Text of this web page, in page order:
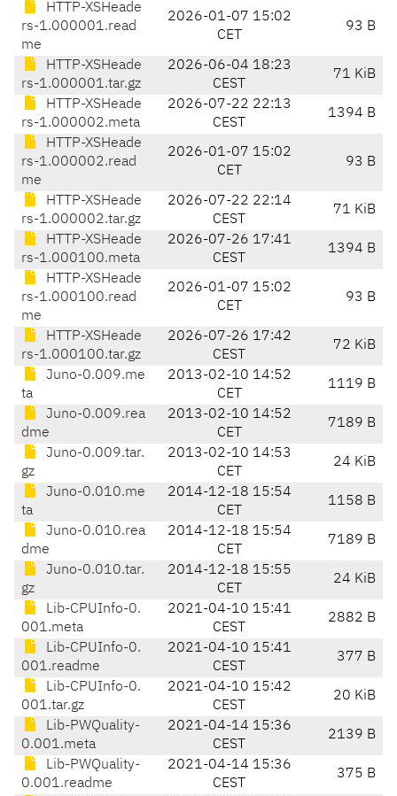
HTTP-XSHeade
rs-1.000001.read
me
2026-01-07 15:02
CET
93 B
HTTP-XSHeade
rs-1.000001.tar.gz
2026-06-04 18:23
CEST
71 KiB
HTTP-XSHeade
rs-1.000002.meta
2026-07-22 22:13
CEST
1394 B
HTTP-XSHeade
rs-1.000002.read
me
2026-01-07 15:02
CET
93 B
HTTP-XSHeade
rs-1.000002.tar.gz
2026-07-22 22:14
CEST
71 KiB
HTTP-XSHeade
rs-1.000100.meta
2026-07-26 17:41
CEST
1394 B
HTTP-XSHeade
rs-1.000100.read
me
2026-01-07 15:02
CET
93 B
HTTP-XSHeade
rs-1.000100.tar.gz
2026-07-26 17:42
CEST
72 KiB
Juno-0.009.me
ta
2013-02-10 14:52
CET
1119 B
Juno-0.009.rea
dme
2013-02-10 14:52
CET
7189 B
Juno-0.009.tar.
gz
2013-02-10 14:53
CET
24 KiB
Juno-0.010.me
ta
2014-12-18 15:54
CET
1158 B
Juno-0.010.rea
dme
2014-12-18 15:54
CET
7189 B
Juno-0.010.tar.
gz
2014-12-18 15:55
CET
24 KiB
Lib-CPUInfo-0.
001.meta
2021-04-10 15:41
CEST
2882 B
Lib-CPUInfo-0.
001.readme
2021-04-10 15:41
CEST
377 B
Lib-CPUInfo-0.
001.tar.gz
2021-04-10 15:42
CEST
20 KiB
Lib-PWQuality-
0.001.meta
2021-04-14 15:36
CEST
2139 B
Lib-PWQuality-
0.001.readme
2021-04-14 15:36
CEST
375 B